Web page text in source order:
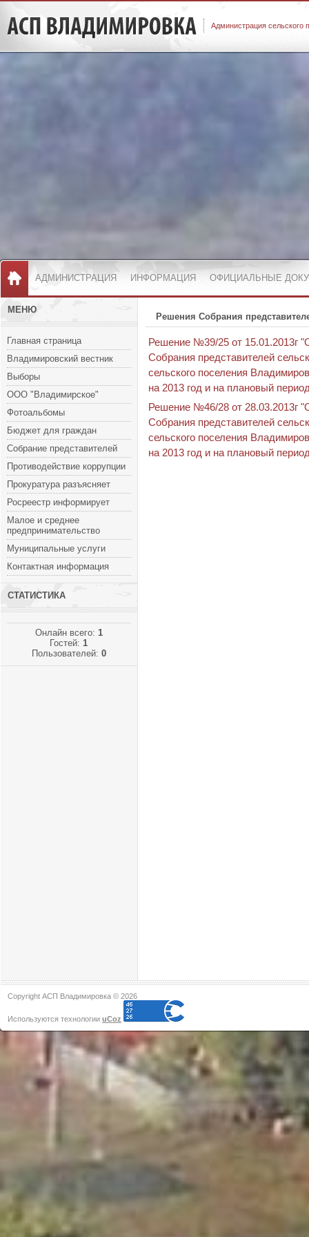
Администрация сельского
АДМИНИСТРАЦИЯ ИНФОРМАЦИЯ ОФИЦИАЛЬНЫЕ
МЕНЮ
Главная страница
Владимировский вестник
Выборы
ООО "Владимирское"
Фотоальбомы
Бюджет для граждан
Собрание представителей
Противодействие коррупции
Прокуратура разъясняет
Росреестр информирует
Малое и среднее
предпринимательство
Муниципальные услуги
Контактная информация
СТАТИСТИКА
Онлайн всего: 1
Гостей:1
Пользователей: 0
Решения Собрания
Решение №39/25 от 15.01.2013г
Собрания представителей
сельского поселения
на 2013 год и на плановый
Решение №46/28 от 28.03.2013г
Собрания представителей
сельского поселения
на 2013 год и на плановый
Copyright АСП Владимировка © 2026
Используются технологии uCoz